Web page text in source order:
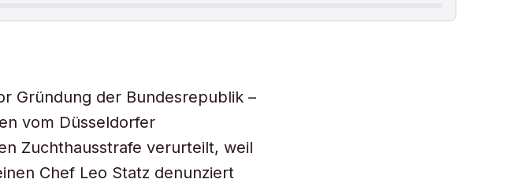
Gründung der Bundesrepublik –
vom Düsseldorfer
Zuchthausstrafe verurteilt, weil
Chef Leo Statz denunziert